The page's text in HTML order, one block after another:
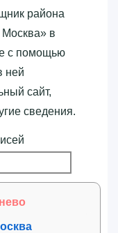
района
в
с помощью
ней
сайт,
сведения.